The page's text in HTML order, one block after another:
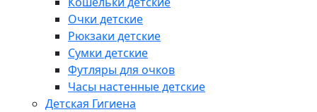
Очки детские
Рюкзаки детские
Сумки детские
Футляры для очков
Часы настенные детские
Детская Гигиена